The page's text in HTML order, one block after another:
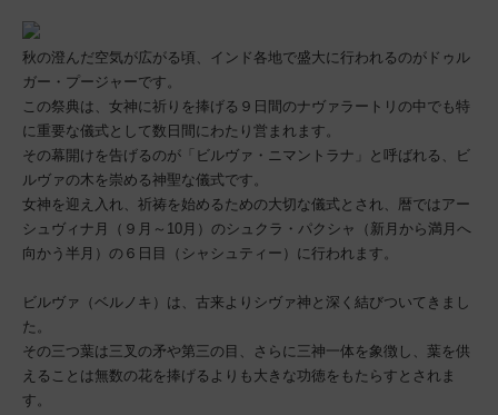
秋の澄んだ空気が広がる頃、インド各地で盛大に行われるのがドゥル
ガー・プージャーです。
この祭典は、女神に祈りを捧げる９日間のナヴァラートリの中でも特
に重要な儀式として数日間にわたり営まれます。
その幕開けを告げるのが「ビルヴァ・ニマントラナ」と呼ばれる、ビ
ルヴァの木を崇める神聖な儀式です。
女神を迎え入れ、祈祷を始めるための大切な儀式とされ、暦ではアー
シュヴィナ月（９月～10月）のシュクラ・パクシャ（新月から満月へ
向かう半月）の６日目（シャシュティー）に行われます。
ビルヴァ（ベルノキ）は、古来よりシヴァ神と深く結びついてきまし
た。
その三つ葉は三叉の矛や第三の目、さらに三神一体を象徴し、葉を供
えることは無数の花を捧げるよりも大きな功徳をもたらすとされま
す。